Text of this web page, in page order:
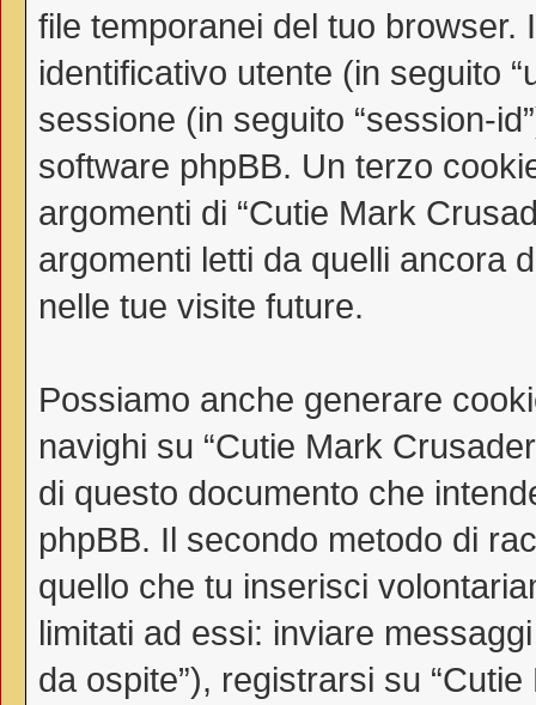
file temporanei del tuo
identificativo utente (in seguito
sessione (in seguito “session-
software phpBB. Un terzo
argomenti di “Cutie Mark
argomenti letti da quelli ancora
nelle tue visite future.
Possiamo anche generare
navighi su “Cutie Mark
di questo documento che
phpBB. Il secondo metodo di
quello che tu inserisci
limitati ad essi: inviare
da ospite”), registrarsi su